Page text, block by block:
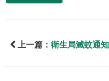
上一篇： 衛生局滅蚊通知